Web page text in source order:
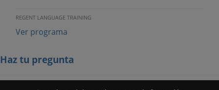
REGENT LANGUAGE TRAINING
Ver programa
Haz tu pregunta